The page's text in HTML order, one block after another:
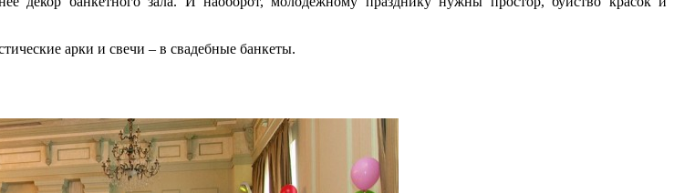
арки и свечи – в свадебные банкеты.